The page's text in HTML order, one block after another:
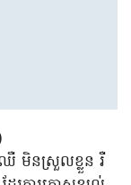
ឈឺ មិនស្រួលខ្លួន រឺ